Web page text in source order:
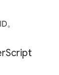
。
Script